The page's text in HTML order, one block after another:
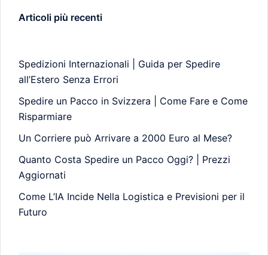
Articoli più recenti
Spedizioni Internazionali | Guida per Spedire
all’Estero Senza Errori
Spedire un Pacco in Svizzera | Come Fare e Come
Risparmiare
Un Corriere può Arrivare a 2000 Euro al Mese?
Quanto Costa Spedire un Pacco Oggi? | Prezzi
Aggiornati
Come L’IA Incide Nella Logistica e Previsioni per il
Futuro